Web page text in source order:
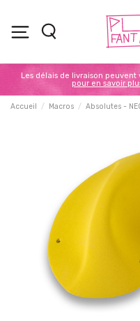
Les délais de livraison
pour en savoir
Accueil Macros Absolutes -